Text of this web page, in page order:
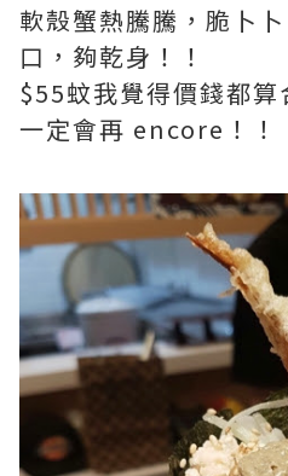
軟殼蟹熱騰騰，脆卜
口，夠乾身！！
$55蚊我覺得價錢都算
一定會再 encore！！